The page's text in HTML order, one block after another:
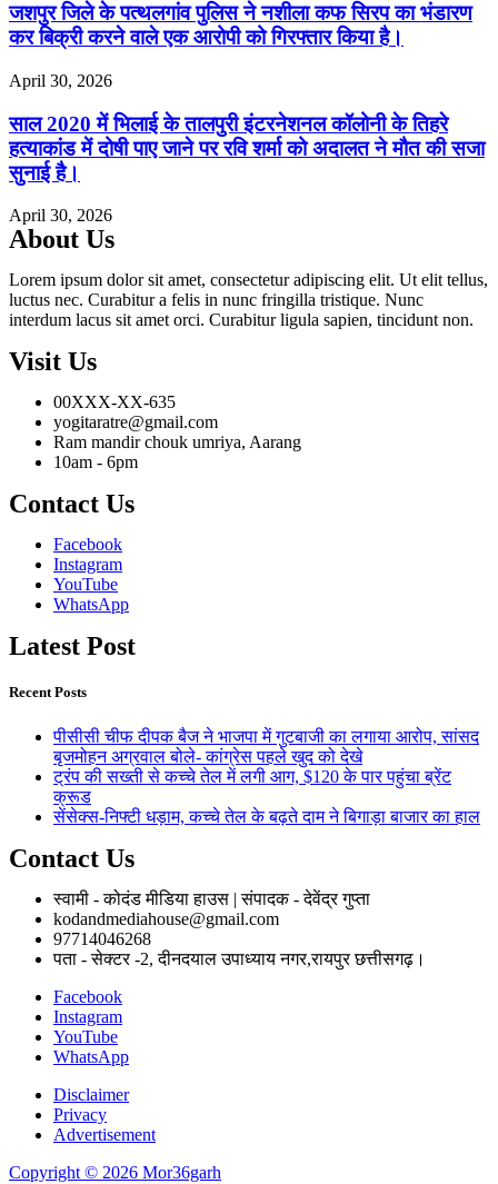
जशपुर जिले के पत्थलगांव पुलिस ने नशीला कफ सिरप का भंडारण
कर बिक्री करने वाले एक आरोपी को गिरफ्तार किया है।
April 30, 2026
साल 2020 में भिलाई के तालपुरी इंटरनेशनल कॉलोनी के तिहरे
हत्याकांड में दोषी पाए जाने पर रवि शर्मा को अदालत ने मौत की सजा
सुनाई है।
April 30, 2026
About Us
Lorem ipsum dolor sit amet, consectetur adipiscing elit. Ut elit tellus,
luctus nec. Curabitur a felis in nunc fringilla tristique. Nunc
interdum lacus sit amet orci. Curabitur ligula sapien, tincidunt non.
Visit Us
00XXX-XX-635
yogitaratre@gmail.com
Ram mandir chouk umriya, Aarang
10am - 6pm
Contact Us
Facebook
Instagram
YouTube
WhatsApp
Latest Post
Recent Posts
पीसीसी चीफ दीपक बैज ने भाजपा में गुटबाजी का लगाया आरोप, सांसद
बृजमोहन अग्रवाल बोले- कांग्रेस पहले खुद को देखे
ट्रंप की सख्ती से कच्चे तेल में लगी आग, $120 के पार पहुंचा ब्रेंट
क्रूड
सेंसेक्स-निफ्टी धड़ाम, कच्चे तेल के बढ़ते दाम ने बिगाड़ा बाजार का हाल
Contact Us
स्वामी - कोदंड मीडिया हाउस | संपादक - देवेंद्र गुप्ता
kodandmediahouse@gmail.com
97714046268
पता - सेक्टर -2, दीनदयाल उपाध्याय नगर,रायपुर छत्तीसगढ़।
Facebook
Instagram
YouTube
WhatsApp
Disclaimer
Privacy
Advertisement
Copyright © 2026 Mor36garh